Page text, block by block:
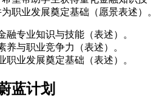
职业发展奠定基础（愿景表述）。
融专业知识与技能（表述）。
养与职业竞争力（表述）。
职业发展奠定基础（表述）。
蓝计划